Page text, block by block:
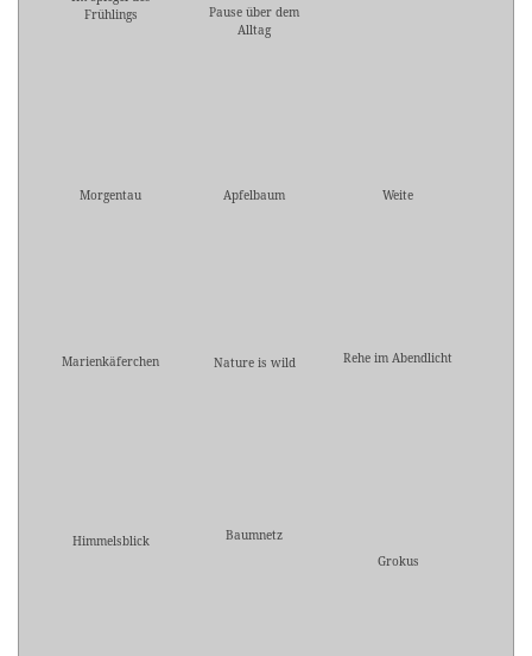
Frühlings
Pause über dem
Alltag
Morgentau Apfelbaum Weite
Marienkäferchen Nature is wild Rehe im Abendlicht
Himmelsblick
Baumnetz
Grokus